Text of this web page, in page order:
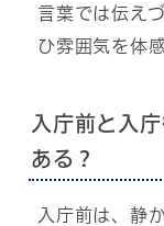
言葉では伝え
ひ雰囲気を体
入庁前と入
ある？
入庁前は、静